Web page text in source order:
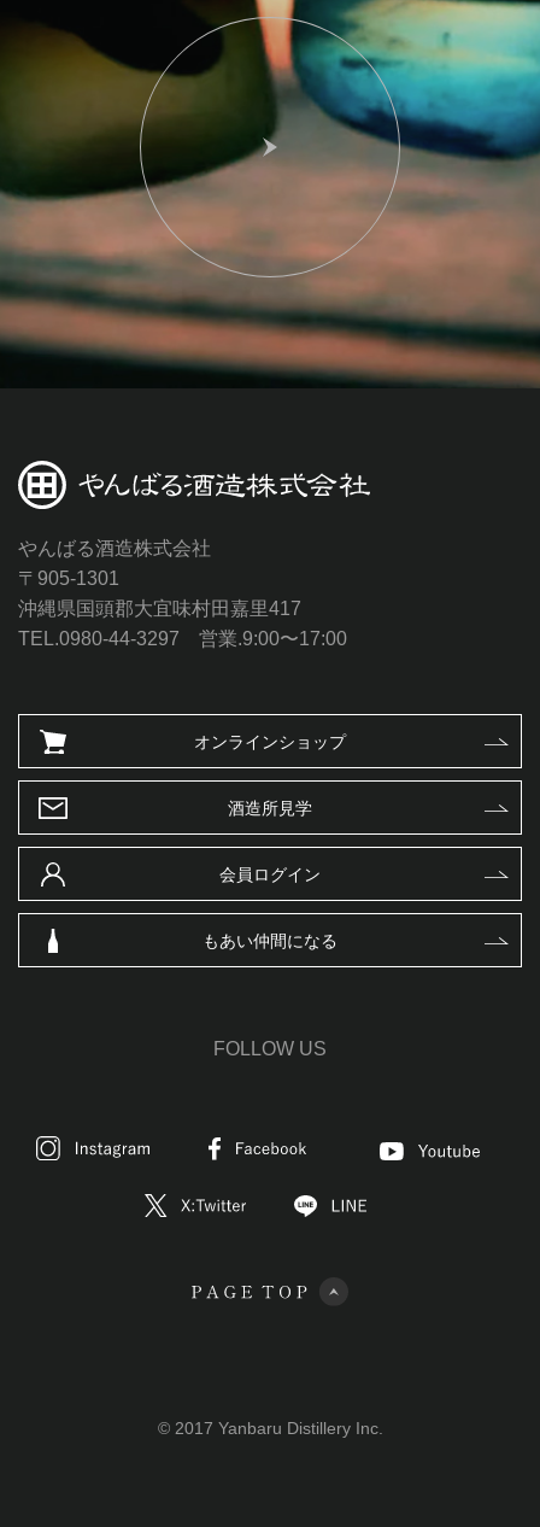
やんばる酒造株式会社
〒905-1301
沖縄県国頭郡大宜味村田嘉里417
TEL.0980-44-3297 営業.9:00〜17:00
オンラインショップ
酒造所見学
会員ログイン
もあい仲間になる
FOLLOW US
© 2017 Yanbaru Distillery Inc.